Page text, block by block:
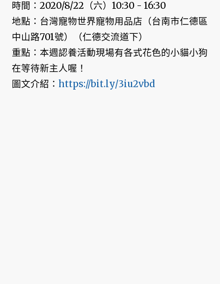
時間：2020/8/22（六）10:30 - 16:30
地點：台灣寵物世界寵物用品店（台南市仁德區
中山路701號）（仁德交流道下）
重點：本週認養活動現場有各式花色的小貓小狗
在等待新主人喔！
圖文介紹： https://bit.ly/3iu2vbd